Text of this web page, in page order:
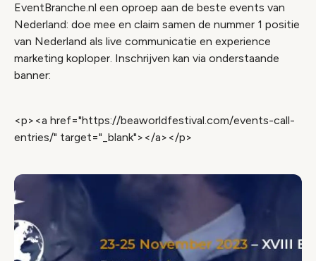
EventBranche.nl een oproep aan de beste events van
Nederland: doe mee en claim samen de nummer 1 positie
van Nederland als live communicatie en experience
marketing koploper. Inschrijven kan via onderstaande
banner:
<p><a href="https://beaworldfestival.com/events-call-
entries/" target="_blank"></a></p>